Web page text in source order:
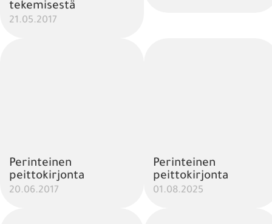
tekemisestä
21.05.2017
Perinteinen
peittokirjonta
20.06.2017
Perinteinen
peittokirjonta
01.08.2025